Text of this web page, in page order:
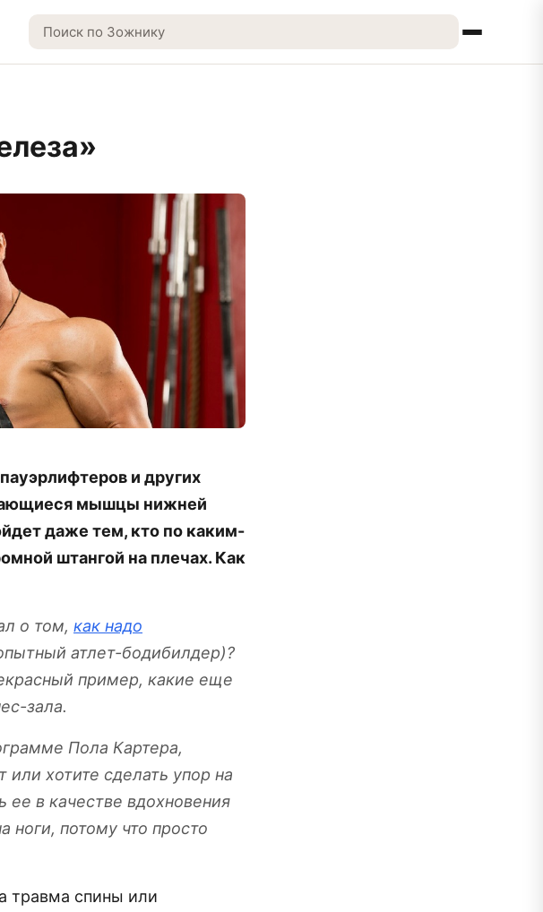
и других
мышцы нижней
даже тем, кто по каким-
штангой на плечах. Как
о том, как надо
атлет-бодибилдер)?
пример, какие еще
зала.
Пола Картера,
хотите сделать упор на
в качестве вдохновения
потому что просто
травма спины или